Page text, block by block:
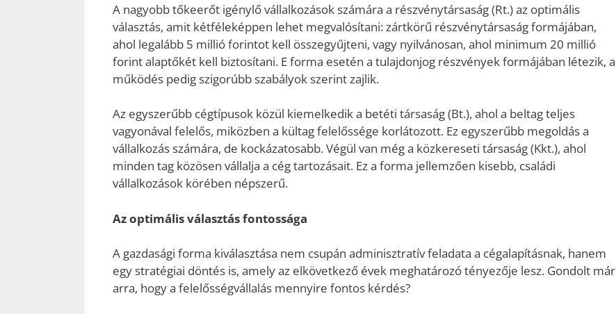
A nagyobb tőkeerőt igénylő vállalkozások számára a részvénytársaság (Rt.) az optimális
választás, amit kétféleképpen lehet megvalósítani: zártkörű részvénytársaság formájában,
ahol legalább 5 millió forintot kell összegyűjteni, vagy nyilvánosan, ahol minimum 20 millió
forint alaptőkét kell biztosítani. E forma esetén a tulajdonjog részvények formájában létezik, a
működés pedig szigorúbb szabályok szerint zajlik.
Az egyszerűbb cégtípusok közül kiemelkedik a betéti társaság (Bt.), ahol a beltag teljes
vagyonával felelős, miközben a kültag felelőssége korlátozott. Ez egyszerűbb megoldás a
vállalkozás számára, de kockázatosabb. Végül van még a közkereseti társaság (Kkt.), ahol
minden tag közösen vállalja a cég tartozásait. Ez a forma jellemzően kisebb, családi
vállalkozások körében népszerű.
Az optimális választás fontossága
A gazdasági forma kiválasztása nem csupán adminisztratív feladata a cégalapításnak, hanem
egy stratégiai döntés is, amely az elkövetkező évek meghatározó tényezője lesz. Gondolt már
arra, hogy a felelősségvállalás mennyire fontos kérdés?